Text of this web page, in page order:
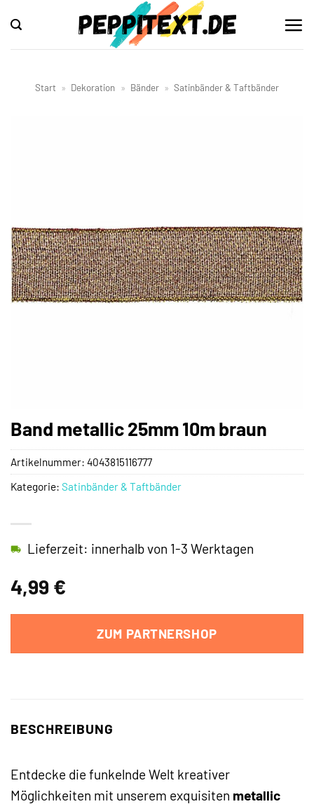
Inhalt
springen
Start » Dekoration » Bänder » Satinbänder & Taftbänder
Band metallic 25mm 10m braun
4,99 €
Lieferzeit: innerhalb von 1-3 Werktagen
ZUM PARTNERSHOP
Artikelnummer: 4043815116777
Kategorie: Satinbänder & Taftbänder
BESCHREIBUNG
Entdecke die funkelnde Welt kreativer
Möglichkeiten mit unserem exquisiten metallic